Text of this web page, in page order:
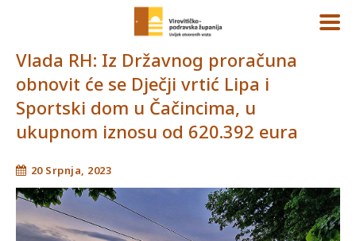
Vlada RH: Iz Državnog proračuna
obnovit će se Dječji vrtić Lipa i
Sportski dom u Čačincima, u
ukupnom iznosu od 620.392 eura
20 Srpnja, 2023